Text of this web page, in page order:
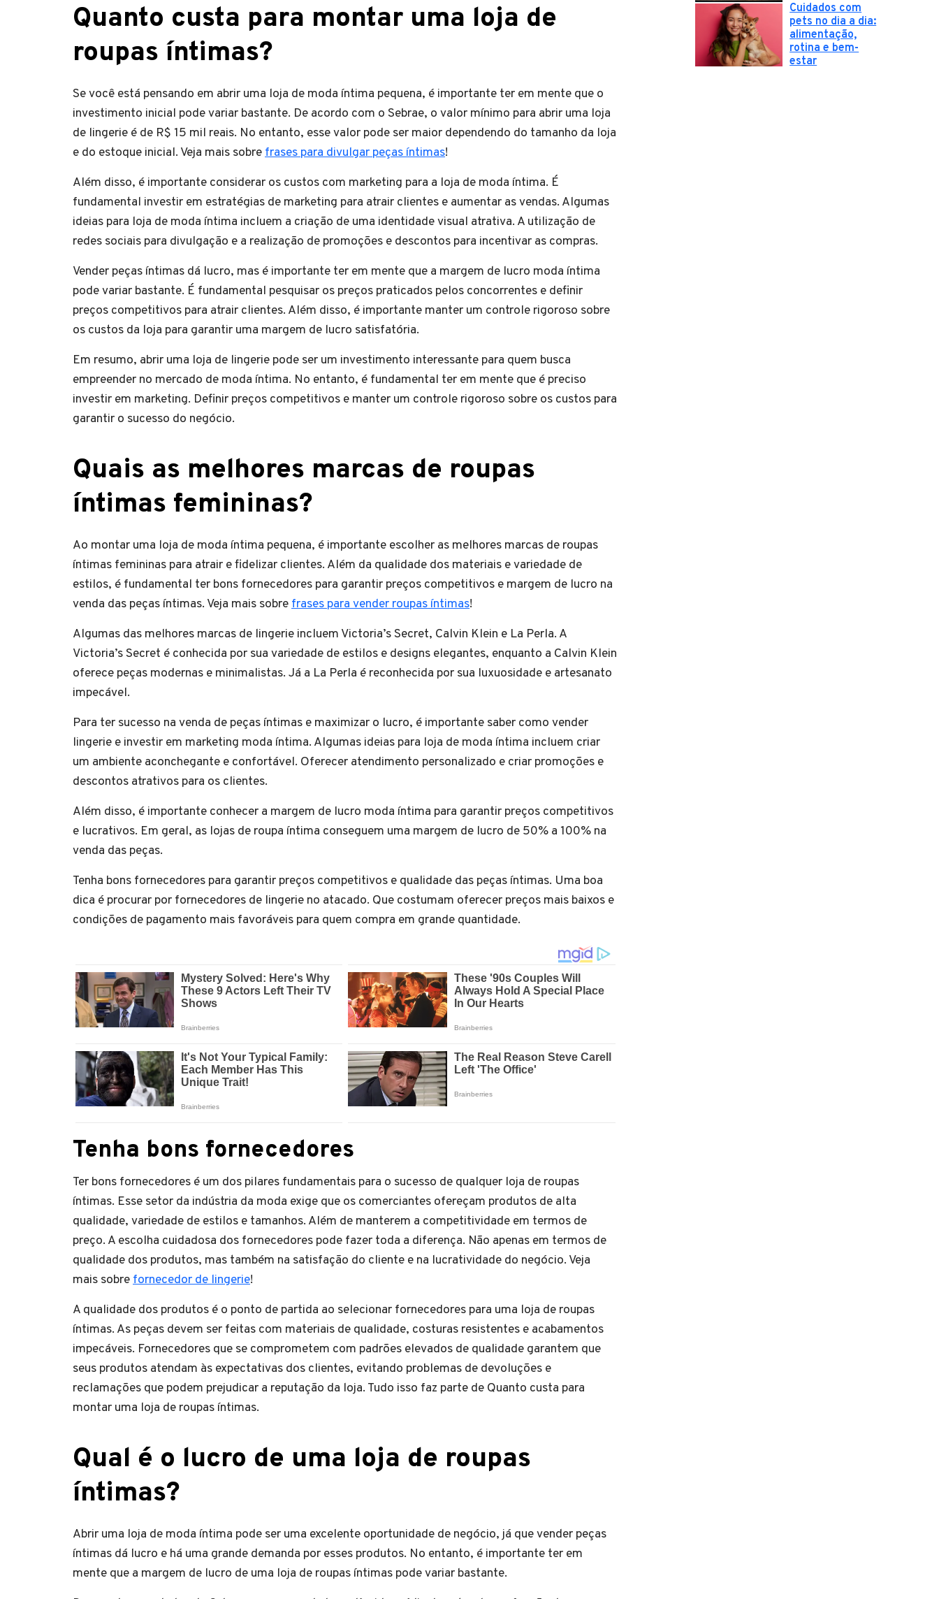
Quanto custa para montar uma loja de
roupas íntimas?
Se você está pensando em abrir uma loja de moda íntima pequena, é importante ter em mente que o
investimento inicial pode variar bastante. De acordo com o Sebrae, o valor mínimo para abrir uma loja
de lingerie é de R$ 15 mil reais. No entanto, esse valor pode ser maior dependendo do tamanho da loja
e do estoque inicial. Veja mais sobre frases para divulgar peças íntimas!
Além disso, é importante considerar os custos com marketing para a loja de moda íntima. É
fundamental investir em estratégias de marketing para atrair clientes e aumentar as vendas. Algumas
ideias para loja de moda íntima incluem a criação de uma identidade visual atrativa. A utilização de
redes sociais para divulgação e a realização de promoções e descontos para incentivar as compras.
Vender peças íntimas dá lucro, mas é importante ter em mente que a margem de lucro moda íntima
pode variar bastante. É fundamental pesquisar os preços praticados pelos concorrentes e definir
preços competitivos para atrair clientes. Além disso, é importante manter um controle rigoroso sobre
os custos da loja para garantir uma margem de lucro satisfatória.
Em resumo, abrir uma loja de lingerie pode ser um investimento interessante para quem busca
empreender no mercado de moda íntima. No entanto, é fundamental ter em mente que é preciso
investir em marketing. Definir preços competitivos e manter um controle rigoroso sobre os custos para
garantir o sucesso do negócio.
Quais as melhores marcas de roupas
íntimas femininas?
Ao montar uma loja de moda íntima pequena, é importante escolher as melhores marcas de roupas
íntimas femininas para atrair e fidelizar clientes. Além da qualidade dos materiais e variedade de
estilos, é fundamental ter bons fornecedores para garantir preços competitivos e margem de lucro na
venda das peças íntimas. Veja mais sobre frases para vender roupas íntimas!
Algumas das melhores marcas de lingerie incluem Victoria’s Secret, Calvin Klein e La Perla. A
Victoria’s Secret é conhecida por sua variedade de estilos e designs elegantes, enquanto a Calvin Klein
oferece peças modernas e minimalistas. Já a La Perla é reconhecida por sua luxuosidade e artesanato
impecável.
Para ter sucesso na venda de peças íntimas e maximizar o lucro, é importante saber como vender
lingerie e investir em marketing moda íntima. Algumas ideias para loja de moda íntima incluem criar
um ambiente aconchegante e confortável. Oferecer atendimento personalizado e criar promoções e
descontos atrativos para os clientes.
Além disso, é importante conhecer a margem de lucro moda íntima para garantir preços competitivos
e lucrativos. Em geral, as lojas de roupa íntima conseguem uma margem de lucro de 50% a 100% na
venda das peças.
Tenha bons fornecedores para garantir preços competitivos e qualidade das peças íntimas. Uma boa
dica é procurar por fornecedores de lingerie no atacado. Que costumam oferecer preços mais baixos e
condições de pagamento mais favoráveis para quem compra em grande quantidade.
Tenha bons fornecedores
Ter bons fornecedores é um dos pilares fundamentais para o sucesso de qualquer loja de roupas
íntimas. Esse setor da indústria da moda exige que os comerciantes ofereçam produtos de alta
qualidade, variedade de estilos e tamanhos. Além de manterem a competitividade em termos de
preço. A escolha cuidadosa dos fornecedores pode fazer toda a diferença. Não apenas em termos de
qualidade dos produtos, mas também na satisfação do cliente e na lucratividade do negócio. Veja
mais sobre fornecedor de lingerie!
A qualidade dos produtos é o ponto de partida ao selecionar fornecedores para uma loja de roupas
íntimas. As peças devem ser feitas com materiais de qualidade, costuras resistentes e acabamentos
impecáveis. Fornecedores que se comprometem com padrões elevados de qualidade garantem que
seus produtos atendam às expectativas dos clientes, evitando problemas de devoluções e
reclamações que podem prejudicar a reputação da loja. Tudo isso faz parte de Quanto custa para
montar uma loja de roupas íntimas.
Qual é o lucro de uma loja de roupas
íntimas?
Abrir uma loja de moda íntima pode ser uma excelente oportunidade de negócio, já que vender peças
íntimas dá lucro e há uma grande demanda por esses produtos. No entanto, é importante ter em
mente que a margem de lucro de uma loja de roupas íntimas pode variar bastante.
Cuidados com
pets no dia a dia:
alimentação,
rotina e bem-
estar